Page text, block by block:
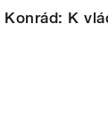
Konrád: K